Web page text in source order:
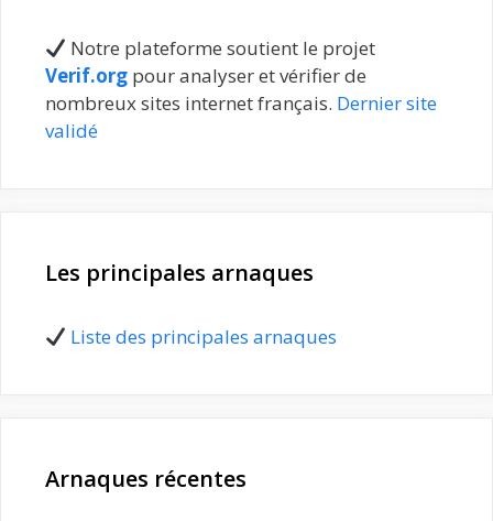
Notre plateforme soutient le projet
Verif.org pour analyser et vérifier de
nombreux sites internet français. Dernier site
validé
Les principales arnaques
Liste des principales arnaques
Arnaques récentes